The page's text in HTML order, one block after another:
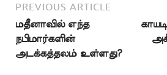
PREVIOUS ARTICLE
மதீனாவில் எந்த
நபிமார்களின்
அடக்கத்தலம் உள்ளது?